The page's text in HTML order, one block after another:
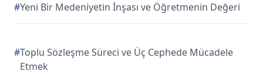
#Yeni Bir Medeniyetin İnşası ve Öğretmenin Değeri
#Toplu Sözleşme Süreci ve Üç Cephede Mücadele
Etmek